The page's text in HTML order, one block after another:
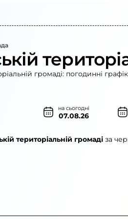
громаді: погодинні
на сьогодні
07.08.26
територіальній громаді за